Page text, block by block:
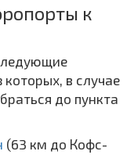
к
в случае
до пункта
(63 км до Кофс-